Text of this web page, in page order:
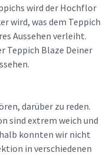
wird der Hochflor
wird, was dem Teppich
Aussehen verleiht.
Teppich Blaze Deiner
darüber zu reden.
sind extrem weich und
konnten wir nicht
in verschiedenen